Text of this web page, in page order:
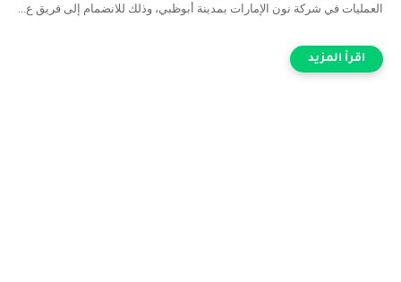
العمليات في شركة نون الإمارات بمدينة أبوظبي، وذلك للانضمام إلى فريق ع...